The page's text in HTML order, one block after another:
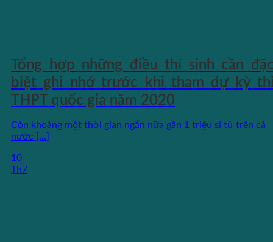
Tổng hợp những điều thí sinh cần
biệt ghi nhớ trước khi tham dự kỳ
THPT quốc gia năm 2020
Còn khoảng một thời gian ngắn nữa gần 1 triệu sĩ tử trên cả
nước [...]
10
Th7